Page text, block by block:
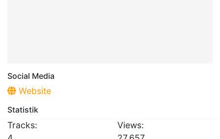
Social Media
Website
Statistik
Tracks:
Views: